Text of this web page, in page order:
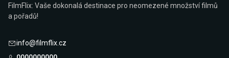
FilmFlix: Vaše dokonalá destinace pro neomezené množství filmů
a pořadů!
info@filmflix.cz